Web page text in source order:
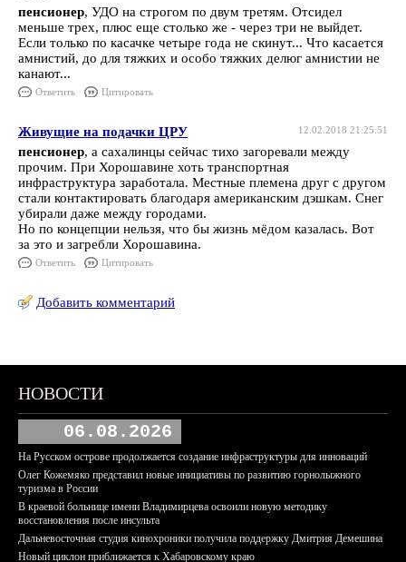
пенсионер, УДО на строгом по двум третям. Отсидел
меньше трех, плюс еще столько же - через три не выйдет.
Если только по касачке четыре года не скинут... Что касается
амнистий, до для тяжких и особо тяжких делюг амнистии не
канают...
Ответить Цитировать
12.02.2018 21:25:51
Живущие на подачки ЦРУ
пенсионер, а сахалинцы сейчас тихо загоревали между
прочим. При Хорошавине хоть транспортная
инфраструктура заработала. Местные племена друг с другом
стали контактировать благодаря американским дэшкам. Снег
убирали даже между городами.
Но по концепции нельзя, что бы жизнь мёдом казалась. Вот
за это и загребли Хорошавина.
Ответить Цитировать
Добавить комментарий
НОВОСТИ
06.08.2026
На Русском острове продолжается создание инфраструктуры для инноваций
Олег Кожемяко представил новые инициативы по развитию горнолыжного
туризма в России
В краевой больнице имени Владимирцева освоили новую методику
восстановления после инсульта
Дальневосточная студия кинохроники получила поддержку Дмитрия Демешина
Новый циклон приближается к Хабаровскому краю